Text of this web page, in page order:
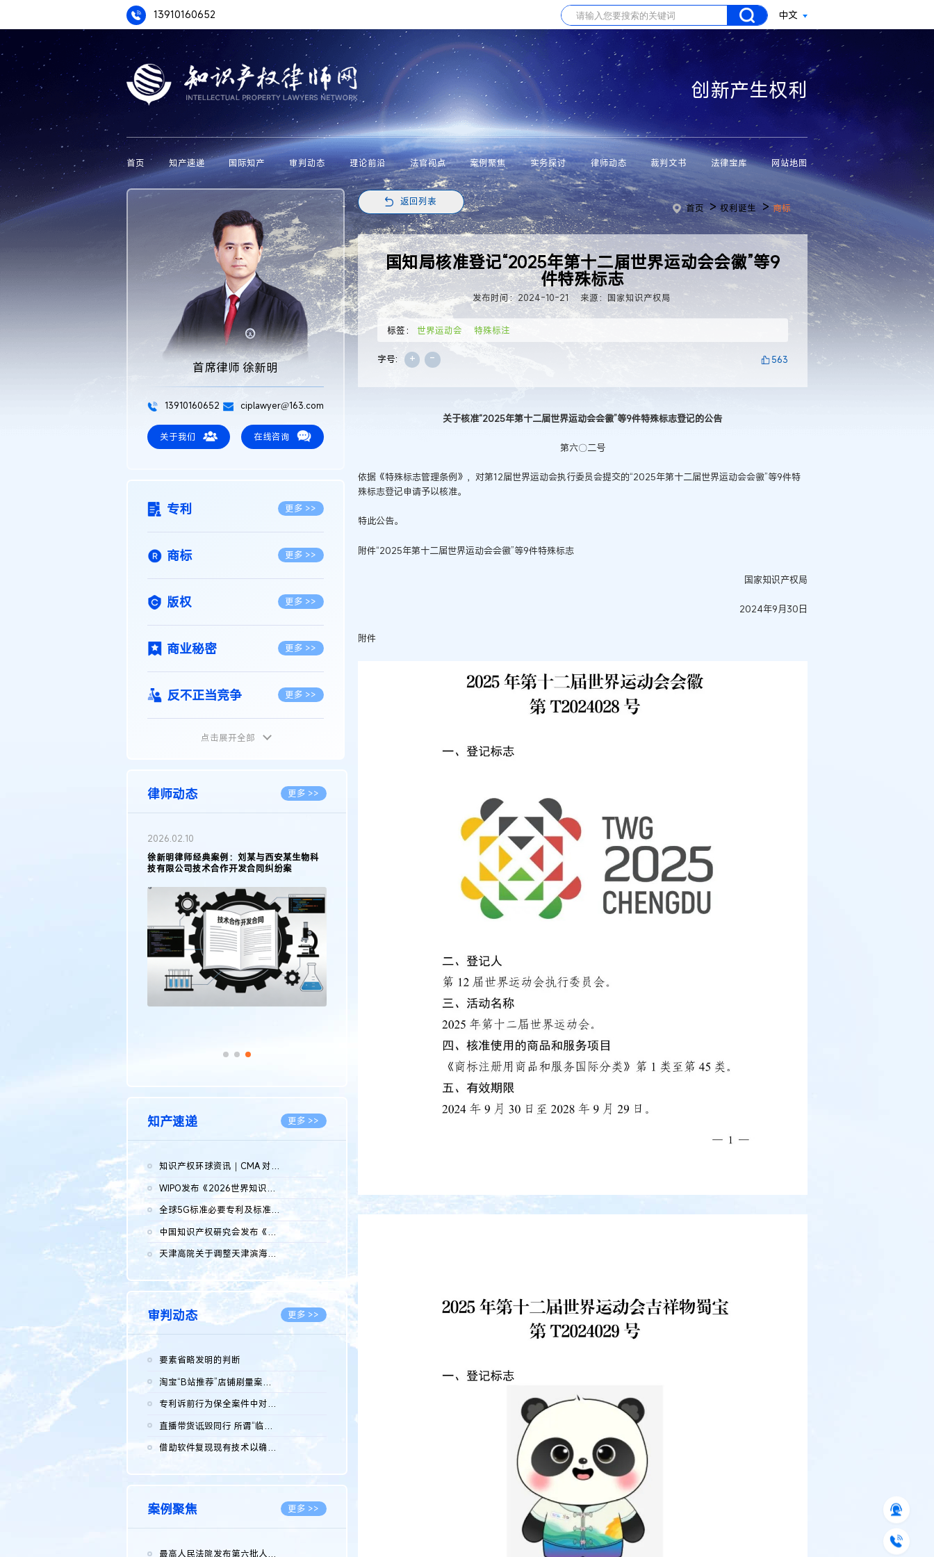
13910160652 中文
创新产生权利
首页 知产速递 国际知产 审判动态 理论前沿 法官视点 案例聚焦 实务探讨 律师动态 裁判文书 法律宝库 网站地图
首席律师 徐新明
13910160652 ciplawyer@163.com
关于我们 在线咨询
专利 更多 >>
商标 更多 >>
版权 更多 >>
商业秘密 更多 >>
反不正当竞争 更多 >>
植物新品种
地理标志 更多 >>
集成电路布图设计
传统文化 更多 >>
点击展开全部
律师动态 更多 >>
2026.05.11
徐新明律师接受《天津日报》采访：解读
2025年度天津市专利行政保护案例
著名知识产权律师徐新明接受《中国经营
报》采访：技术革新下知识产权保护面临新
2026.02.10
徐新明律师经典案例：刘某与西安某生物科
技有限公司技术合作开发合同纠纷案
知产速递 更多 >>
知识产权环球资讯｜CMA 对微软发起调查；批量搬运二手平台数据构...
WIPO发布《2026世界知识产权报告》 含报告全文
全球5G标准必要专利及标准提案研究报告（2026年）全文发布
中国知识产权研究会发布《2025年度中国企业海外知识产权纠纷调查...
2026.08.07
天津高院关于调整天津滨海高新技术产业开发区华苑科技园一审普通...
2026.08.07
审判动态 更多 >>
要素省略发明的判断
淘宝“B站推荐”店铺刷量案维持原判，两被告连带赔偿150万元
专利诉前行为保全案件中对仿制药申请人曾作出三类声明的考量及违...
直播带货诋毁同行 所谓“临场发挥”不免责
借助软件复现现有技术以确认相关参数特征是否被公开
案例聚焦 更多 >>
最高人民法院发布第六批人民法院种业知识产权司法保护典型案例 含...
返回列表
首页 >权利诞生 >商标
国知局核准登记“2025年第十二届世界运动会会徽”等9
件特殊标志
发布时间：2024-10-21 来源：国家知识产权局
标签： 世界运动会 特殊标注
字号: + - 563
关于核准“2025年第十二届世界运动会会徽”等9件特殊标志登记的公告
第六〇二号
依据《特殊标志管理条例》，对第12届世界运动会执行委员会提交的“2025年第十二届世界运动会会徽”等9件特
殊标志登记申请予以核准。
特此公告。
附件“2025年第十二届世界运动会会徽”等9件特殊标志
国家知识产权局
2024年9月30日
附件